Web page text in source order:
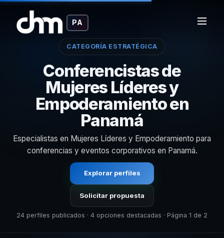
PA
CATEGORÍA ESTRATÉGICA
Conferencistas de
Mujeres Líderes y
Empoderamiento en
Panamá
Especialistas en Mujeres Líderes y Empoderamiento para
conferencias y eventos corporativos en Panamá.
Explorar perfiles
Solicitar propuesta
24 perfiles publicados · 4 opciones destacadas · Página 1 de 2